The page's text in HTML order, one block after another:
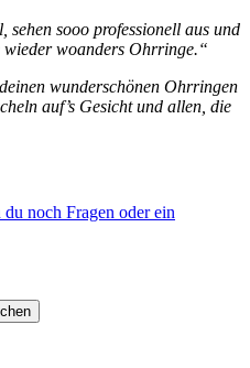
sehen sooo professionell aus und
wieder woanders Ohrringe.“
wunderschönen Ohrringen
auf’s Gesicht und allen, die
noch Fragen oder ein